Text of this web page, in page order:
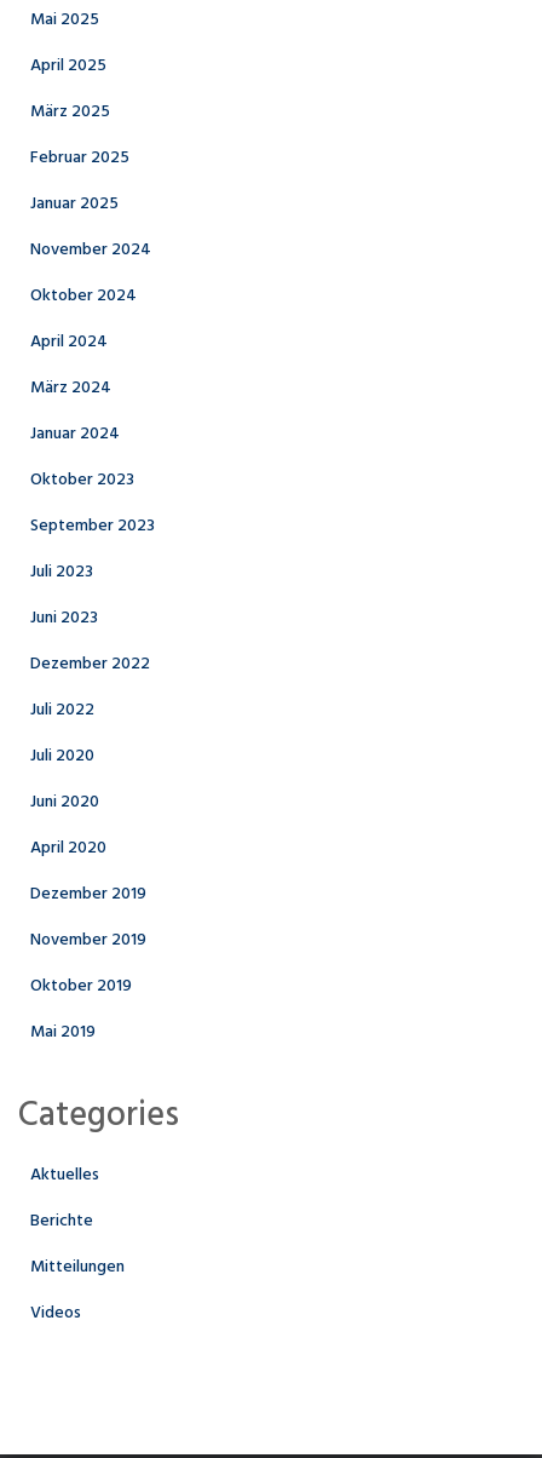
Mai 2025
April 2025
März 2025
Februar 2025
Januar 2025
November 2024
Oktober 2024
April 2024
März 2024
Januar 2024
Oktober 2023
September 2023
Juli 2023
Juni 2023
Dezember 2022
Juli 2022
Juli 2020
Juni 2020
April 2020
Dezember 2019
November 2019
Oktober 2019
Mai 2019
Categories
Aktuelles
Berichte
Mitteilungen
Videos